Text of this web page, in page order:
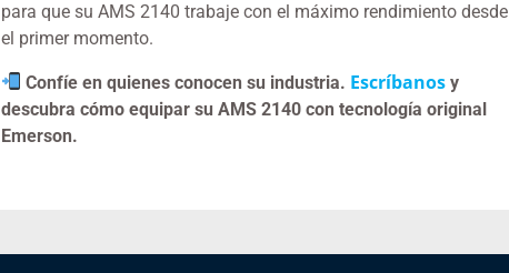
para que su AMS 2140 trabaje con el máximo rendimiento desde
el primer momento.
Confíe en quienes conocen su industria. Escríbanosy
descubra cómo equipar su AMS 2140 con tecnología original
Emerson.